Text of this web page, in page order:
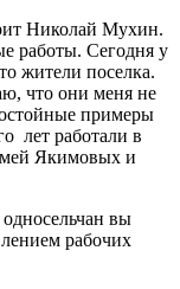
Николай Мухин.
работы. Сегодня у
жители поселка.
что они меня не
примеры
лет работали в
Якимовых и
вы
рабочих